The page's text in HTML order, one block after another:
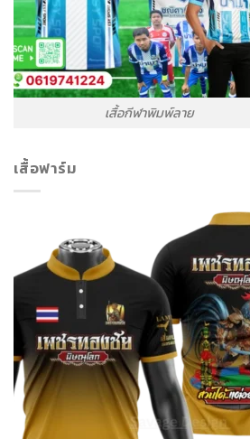
เสื้อกีฬาพิมพ์ลาย
เสื้อฟาร์ม